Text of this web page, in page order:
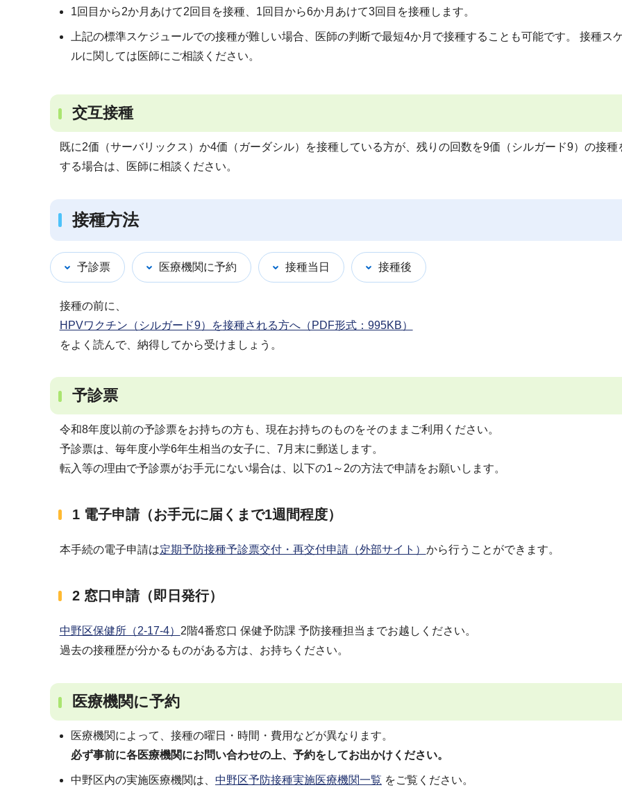
1回目から2か月あけて2回目を接種、1回目から6か月あけて3回目を接種します。
上記の標準スケジュールでの接種が難しい場合、医師の判断で最短4か月で接種することも可能です。 接種ス
ルに関しては医師にご相談ください。
交互接種
既に2価（サーバリックス）か4価（ガーダシル）を接種している方が、残りの回数を9価（シルガード9）の接種
する場合は、医師に相談ください。
接種方法
予診票 医療機関に予約 接種当日 接種後
接種の前に、
HPVワクチン（シルガード9）を接種される方へ（PDF形式：995KB）
をよく読んで、納得してから受けましょう。
予診票
令和8年度以前の予診票をお持ちの方も、現在お持ちのものをそのままご利用ください。
予診票は、毎年度小学6年生相当の女子に、7月末に郵送します。
転入等の理由で予診票がお手元にない場合は、以下の1～2の方法で申請をお願いします。
1 電子申請（お手元に届くまで1週間程度）
本手続の電子申請は定期予防接種予診票交付・再交付申請（外部サイト） から行うことができます。
2 窓口申請（即日発行）
中野区保健所（2-17-4） 2階4番窓口 保健予防課 予防接種担当までお越しください。
過去の接種歴が分かるものがある方は、お持ちください。
医療機関に予約
医療機関によって、接種の曜日・時間・費用などが異なります。
必ず事前に各医療機関にお問い合わせの上、予約をしてお出かけください。
中野区内の実施医療機関は、 中野区予防接種実施医療機関一覧 をご覧ください。